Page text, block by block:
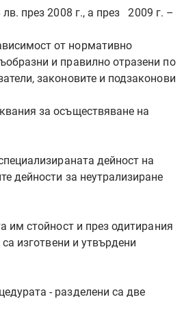
през 2008 г., а през 2009 г. –
от нормативно
и правилно отразени по
законовите и подзаконови
за осъществяване на
дейност на
дейности за неутрализиране
им стойност и през одитирания
изготвени и утвърдени
- разделени са две